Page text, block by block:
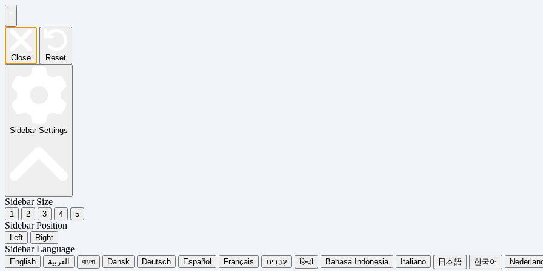
Close Reset
Sidebar Settings
Sidebar Size
1 2 3 4 5
Sidebar Position
Left Right
Sidebar Language
English العربية বাংলা Dansk Deutsch Español Français עִבְרִית हिन्दी Bahasa Indonesia Italiano 日本語 한국어